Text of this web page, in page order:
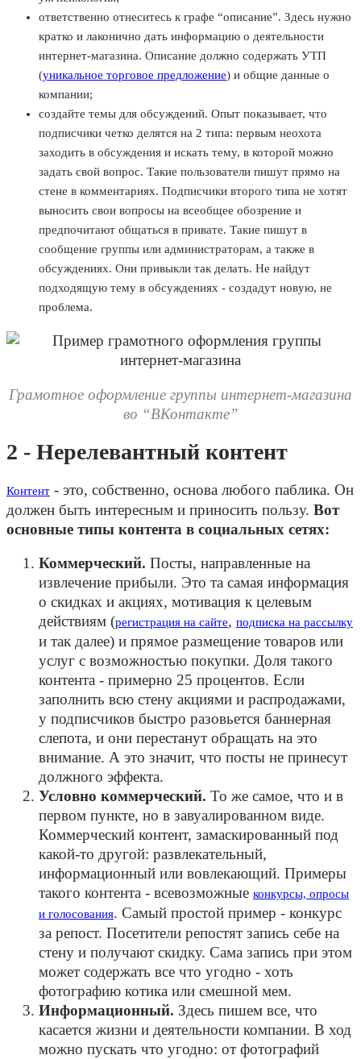
ответственно отнеситесь к графе “описание”. Здесь нужно
кратко и лаконично дать информацию о деятельности
интернет-магазина. Описание должно содержать УТП
(уникальное торговое предложение) и общие данные о
компании;
создайте темы для обсуждений. Опыт показывает, что
подписчики четко делятся на 2 типа: первым неохота
заходить в обсуждения и искать тему, в которой можно
задать свой вопрос. Такие пользователи пишут прямо на
стене в комментариях. Подписчики второго типа не хотят
выносить свои вопросы на всеобщее обозрение и
предпочитают общаться в привате. Такие пишут в
сообщение группы или администраторам, а также в
обсуждениях. Они привыкли так делать. Не найдут
подходящую тему в обсуждениях - создадут новую, не
проблема.
Грамотное оформление группы интернет-магазина
во “ВКонтакте”
2 - Нерелевантный контент
Контент - это, собственно, основа любого паблика. Он
должен быть интересным и приносить пользу. Вот
основные типы контента в социальных сетях:
Коммерческий. Посты, направленные на
извлечение прибыли. Это та самая информация
о скидках и акциях, мотивация к целевым
действиям (регистрация на сайте, подписка на рассылку
и так далее) и прямое размещение товаров или
услуг с возможностью покупки. Доля такого
контента - примерно 25 процентов. Если
заполнить всю стену акциями и распродажами,
у подписчиков быстро разовьется баннерная
слепота, и они перестанут обращать на это
внимание. А это значит, что посты не принесут
должного эффекта.
Условно коммерческий. То же самое, что и в
первом пункте, но в завуалированном виде.
Коммерческий контент, замаскированный под
какой-то другой: развлекательный,
информационный или вовлекающий. Примеры
такого контента - всевозможные конкурсы, опросы
и голосования. Самый простой пример - конкурс
за репост. Посетители репостят запись себе на
стену и получают скидку. Сама запись при этом
может содержать все что угодно - хоть
фотографию котика или смешной мем.
Информационный. Здесь пишем все, что
касается жизни и деятельности компании. В ход
можно пускать что угодно: от фотографий